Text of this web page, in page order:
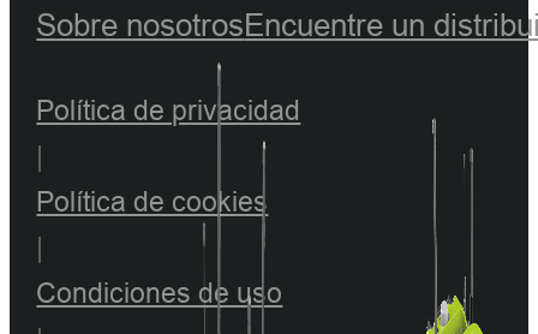
Sobre nosotrosEncuentre un
Política de privacidad
Política de cookies
Condiciones de uso